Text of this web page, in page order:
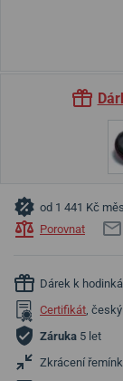
od 1 441 Kč
Porovnat
Dárek k
Certifikát,
Záruka 5 let
Zkrácení